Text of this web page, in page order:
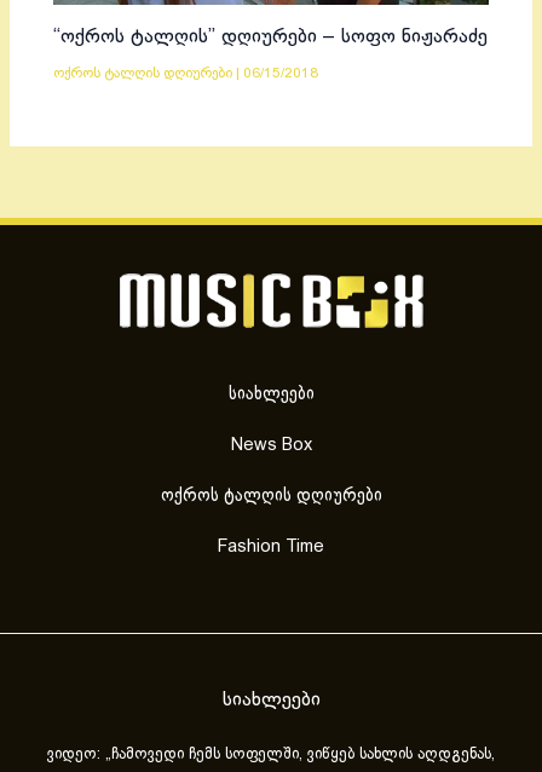
“ოქროს ტალღის” დღიურები – სოფო ნიჟარაძე
ოქროს ტალღის დღიურები 06/15/2018
სიახლეები
News Box
ოქროს ტალღის დღიურები
Fashion Time
სიახლეები
ვიდეო: „ჩამოვედი ჩემს სოფელში, ვიწყებ სახლის აღდგენას,